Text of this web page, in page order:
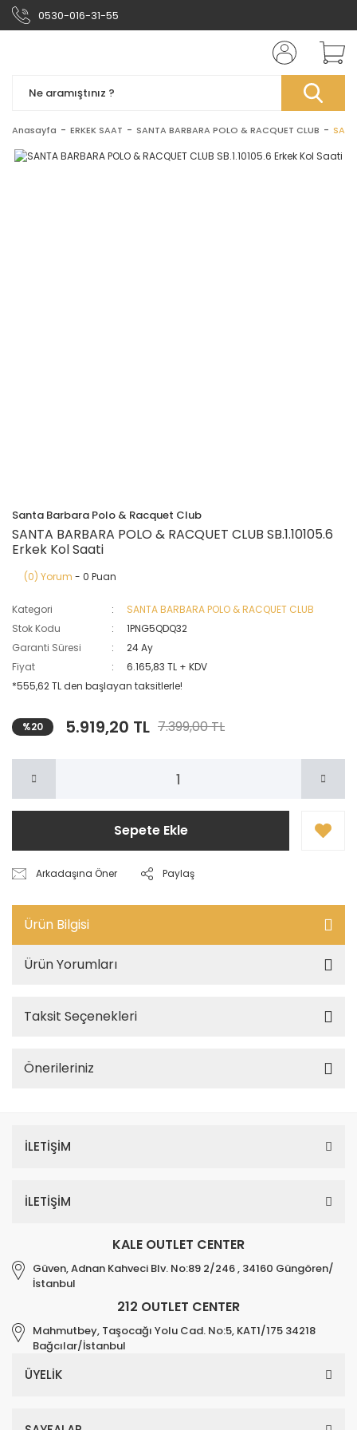
0530-016-31-55
Anasayfa ERKEK SAAT SANTA BARBARA POLO & RACQUET CLUB
Santa Barbara Polo & Racquet Club
SANTA BARBARA POLO & RACQUET CLUB SB.1.10105.6
Erkek Kol Saati
(0) Yorum - 0 Puan
Kategori
SANTA BARBARA POLO & RACQUET CLUB
Stok Kodu
1PNG5QDQ32
Garanti Süresi
24 Ay
Fiyat
6.165,83 TL + KDV
*555,62 TL den başlayan taksitlerle!
%20 5.919,20 TL 7.399,00 TL
Sepete Ekle
Arkadaşına Öner Paylaş
Ürün Bilgisi
Ürün Yorumları
Taksit Seçenekleri
Önerileriniz
İLETİŞİM
İLETİŞİM
KALE OUTLET CENTER
Güven, Adnan Kahveci Blv. No:89 2/246 , 34160 Güngören/
İstanbul
212 OUTLET CENTER
Mahmutbey, Taşocağı Yolu Cad. No:5, KAT1/175 34218
Bağcılar/İstanbul
ÜYELİK